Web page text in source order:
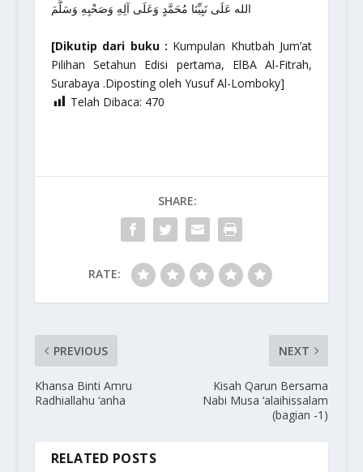
الله عَلَى نَبِيِّنَا مُحَمَّدٍ وَعَلَى آلِهِ وَصَحْبِهِ وَسَلَّمَ
[Dikutip dari buku : Kumpulan Khutbah Jum’at
Pilihan Setahun Edisi pertama, ElBA Al-Fitrah,
Surabaya .Diposting oleh Yusuf Al-Lomboky]
Telah Dibaca: 470
SHARE:
RATE:
PREVIOUS
Khansa Binti Amru
Radhiallahu ‘anha
NEXT
Kisah Qarun Bersama
Nabi Musa ‘alaihissalam
(bagian -1)
RELATED POSTS